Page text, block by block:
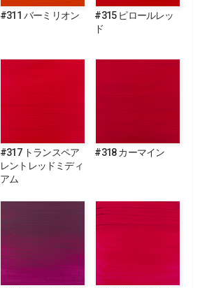
#311 バーミリオン
#315 ピロールレッ
ド
#317 トランスペア
レントレッドミディ
アム
#318 カーマイン